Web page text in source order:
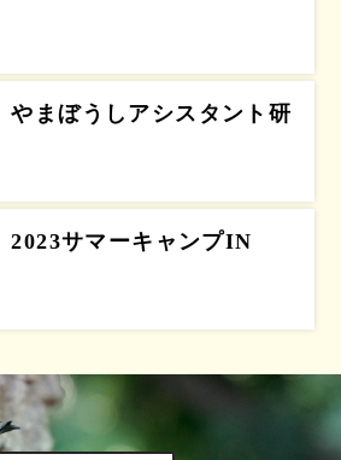
やまぼうしアシスタント研
2023サマーキャンプIN